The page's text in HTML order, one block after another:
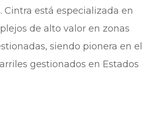
Cintra está especializada en
de alto valor en zonas
siendo pionera en el
gestionados en Estados